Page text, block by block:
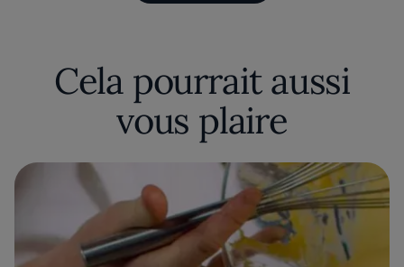
Cela pourrait aussi
vous plaire